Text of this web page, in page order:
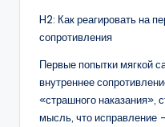
H2: Как реагировать на
сопротивления
Первые попытки мягкой
внутреннее
«страшного наказания»,
мысль, что исправление